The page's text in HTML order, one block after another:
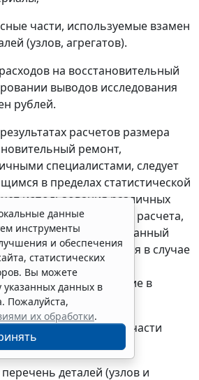
части, используемые взамен
(узлов, агрегатов).
на восстановительный
выводов исследования
рублей.
расчетов размера
ремонт,
специалистами, следует
в пределах статистической
использования различных
и погрешностей расчета,
10 процентов. Указанный
не может применяться в случае
размера расходов с
деталей на бывшие в
расходов на запасные части
образом.
деталей (узлов и
данные
инструменты
и обеспечения
статистических
Вы можете
указанных данных в
Пожалуйста,
их обработки.